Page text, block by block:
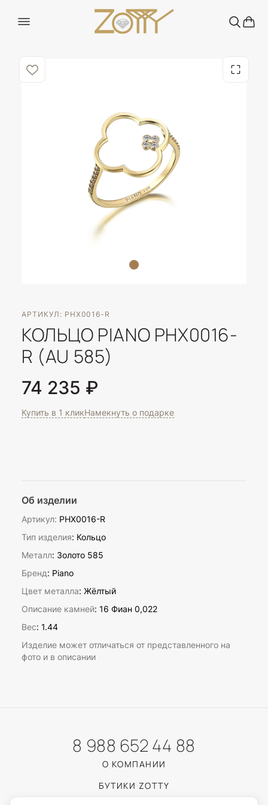
АРТИКУЛ: PHX0016-R
КОЛЬЦО PIANO PHX0016-
R (AU 585)
74 235 ₽
Купить в 1 кликНамекнуть о подарке
Об изделии
Артикул: PHX0016-R
Тип изделия: Кольцо
Металл: Золото 585
Бренд: Piano
Цвет металла: Жёлтый
Описание камней: 16 Фиан 0,022
Вес: 1.44
Изделие может отличаться от представленного на
фото и в описании
8 988 652 44 88
О КОМПАНИИ
БУТИКИ ZOTTY